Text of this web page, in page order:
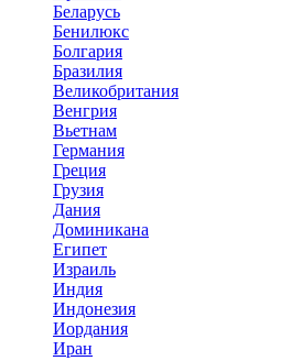
Беларусь
Бенилюкс
Болгария
Бразилия
Великобритания
Венгрия
Вьетнам
Германия
Греция
Грузия
Дания
Доминикана
Египет
Израиль
Индия
Индонезия
Иордания
Иран